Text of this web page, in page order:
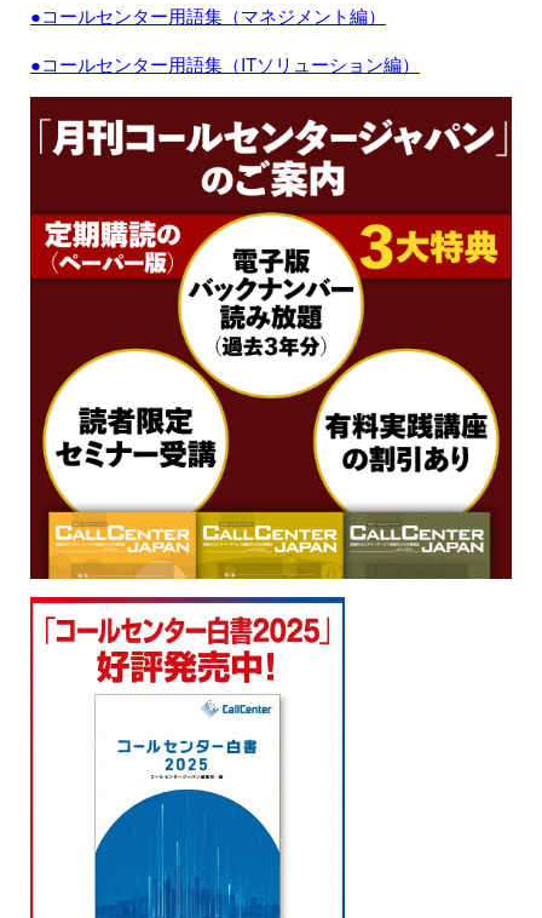
●コールセンター用語集（マネジメント編）
●コールセンター用語集（ITソリューション編）